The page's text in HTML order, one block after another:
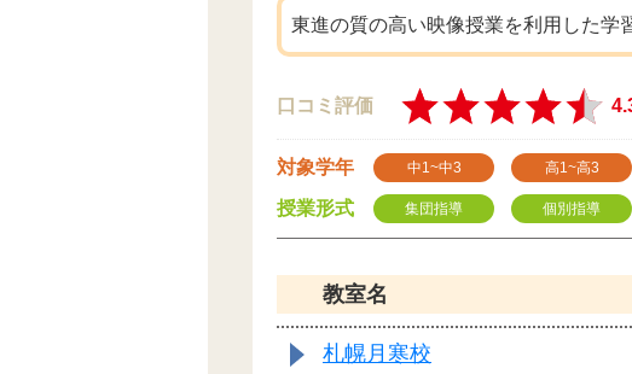
東進の質の高い映像授業を利用した学
口コミ評価
対象学年 中1~中3 高1~高3
授業形式 集団指導 個別指導
教室名
札幌月寒校